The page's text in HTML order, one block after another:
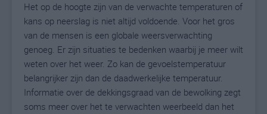
Het op de hoogte zijn van de verwachte temperaturen of
kans op neerslag is niet altijd voldoende. Voor het gros
van de mensen is een globale weersverwachting
genoeg. Er zijn situaties te bedenken waarbij je meer wilt
weten over het weer. Zo kan de gevoelstemperatuur
belangrijker zijn dan de daadwerkelijke temperatuur.
Informatie over de dekkingsgraad van de bewolking zegt
soms meer over het te verwachten weerbeeld dan het